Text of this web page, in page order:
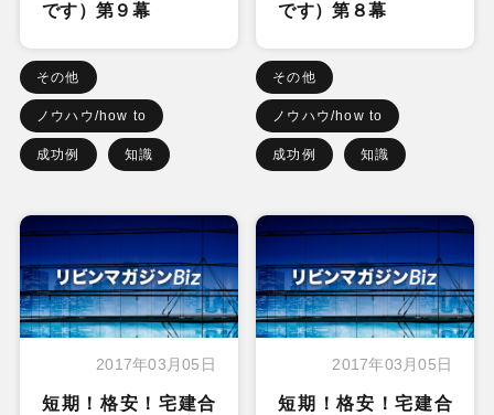
です）第９幕
その他
ノウハウ/how to
成功例 知識
です）第８幕
その他
ノウハウ/how to
成功例 知識
2017年03月05日
短期！格安！宅建合
2017年03月05日
短期！格安！宅建合